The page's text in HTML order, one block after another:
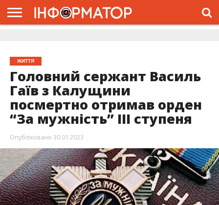
ЖИТТЯ
Головний сержант Василь
Гаїв з Калущини
посмертно отримав орден
“За мужність” III ступеня
Опубліковано 30.01.2023